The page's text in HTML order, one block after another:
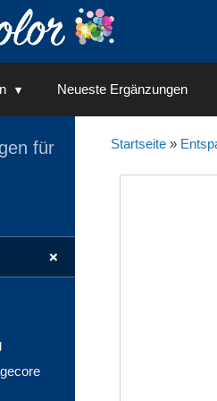
Neueste Ergänzungen
Startseite»
für
+